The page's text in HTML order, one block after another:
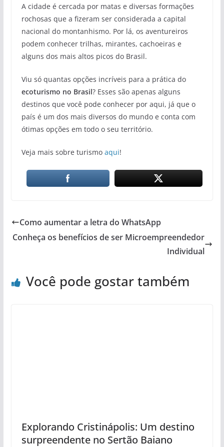
A cidade é cercada por matas e diversas formações
rochosas que a fizeram ser considerada a capital
nacional do montanhismo. Por lá, os aventureiros
podem conhecer trilhas, mirantes, cachoeiras e
alguns dos mais altos picos do Brasil.
Viu só quantas opções incríveis para a prática do
ecoturismo no Brasil? Esses são apenas alguns
destinos que você pode conhecer por aqui, já que o
país é um dos mais diversos do mundo e conta com
ótimas opções em todo o seu território.
Veja mais sobre turismo aqui!
Como aumentar a letra do WhatsApp
Conheça os benefícios de ser Microempreendedor
Individual
Você pode gostar também
Explorando Cristinápolis: Um destino
surpreendente no Sertão Baiano